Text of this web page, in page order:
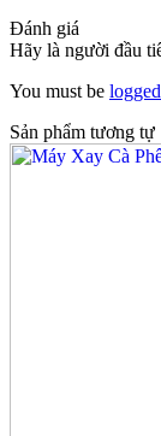
Đánh giá
Hãy là người đầu
You must be
Sản phẩm tương tự